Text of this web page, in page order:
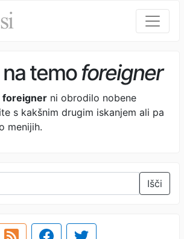
temoforeigner
foreigner ni obrodilo nobene
s kakšnim drugim iskanjem ali pa
menijih.
Išči